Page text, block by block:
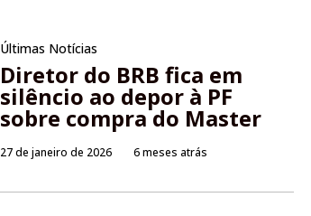
Últimas Notícias
Diretor do BRB fica em
silêncio ao depor à PF
sobre compra do Master
27 de janeiro de 2026 6 meses atrás